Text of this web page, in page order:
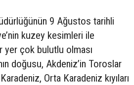
9 Ağustos tarihli
kuzey kesimleri ile
yer çok bulutlu olması
doğusu, Akdeniz’in Toroslar
Orta Karadeniz kıyıları